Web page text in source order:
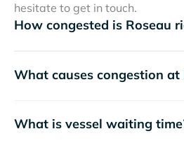
hesitate to get in touch.
How congested is Roseau
What causes congestion at
What is vessel waiting